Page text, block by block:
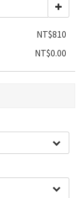
NT$810
NT$0.00